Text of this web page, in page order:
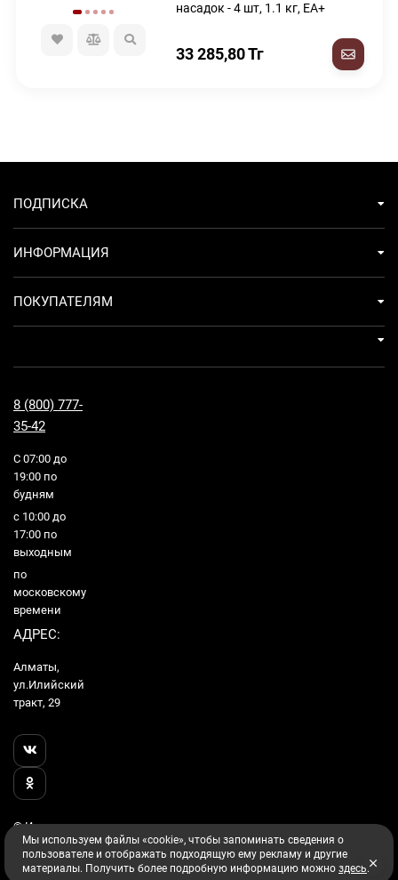
насадок - 4 шт, 1.1 кг, ЕА+
33 285,80Тг
ПОДПИСКА
ИНФОРМАЦИЯ
ПОКУПАТЕЛЯМ
8 (800) 777-
35-42
С 07:00 до
19:00 по
будням
с 10:00 до
17:00 по
выходным
по
московскому
времени
АДРЕС:
Алматы,
ул.Илийский
тракт, 29
© Интернет
Гипермаркет
Utake, 2026
Мы используем файлы «cookie», чтобы запоминать сведения о
пользователе и отображать подходящую ему рекламу и другие
материалы. Получить более подробную информацию можно здесь.